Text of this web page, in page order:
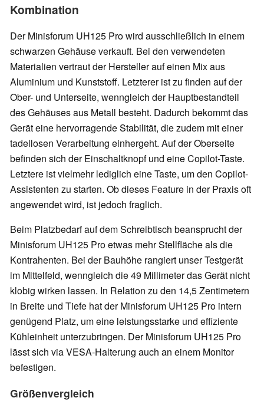
Kombination
Der Minisforum UH125 Pro wird ausschließlich in einem
schwarzen Gehäuse verkauft. Bei den verwendeten
Materialien vertraut der Hersteller auf einen Mix aus
Aluminium und Kunststoff. Letzterer ist zu finden auf der
Ober- und Unterseite, wenngleich der Hauptbestandteil
des Gehäuses aus Metall besteht. Dadurch bekommt das
Gerät eine hervorragende Stabilität, die zudem mit einer
tadellosen Verarbeitung einhergeht. Auf der Oberseite
befinden sich der Einschaltknopf und eine Copilot-Taste.
Letztere ist vielmehr lediglich eine Taste, um den Copilot-
Assistenten zu starten. Ob dieses Feature in der Praxis oft
angewendet wird, ist jedoch fraglich.
Beim Platzbedarf auf dem Schreibtisch beansprucht der
Minisforum UH125 Pro etwas mehr Stellfläche als die
Kontrahenten. Bei der Bauhöhe rangiert unser Testgerät
im Mittelfeld, wenngleich die 49 Millimeter das Gerät nicht
klobig wirken lassen. In Relation zu den 14,5 Zentimetern
in Breite und Tiefe hat der Minisforum UH125 Pro intern
genügend Platz, um eine leistungsstarke und effiziente
Kühleinheit unterzubringen. Der Minisforum UH125 Pro
lässt sich via VESA-Halterung auch an einem Monitor
befestigen.
Größenvergleich